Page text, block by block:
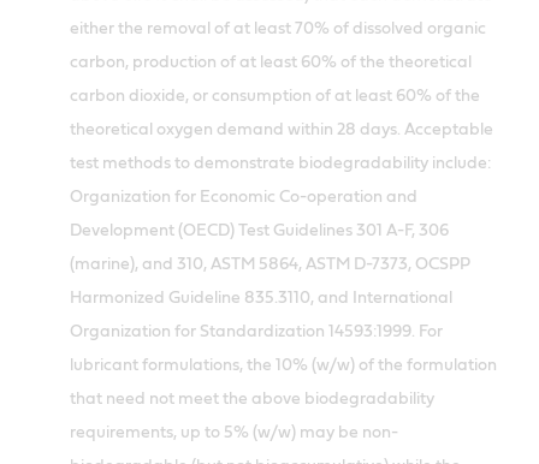
either the removal of at least 70% of dissolved organic
carbon, production of at least 60% of the theoretical
carbon dioxide, or consumption of at least 60% of the
theoretical oxygen demand within 28 days. Acceptable
test methods to demonstrate biodegradability include:
Organization for Economic Co-operation and
Development (OECD) Test Guidelines 301 A-F, 306
(marine), and 310, ASTM 5864, ASTM D-7373, OCSPP
Harmonized Guideline 835.3110, and International
Organization for Standardization 14593:1999. For
lubricant formulations, the 10% (w/w) of the formulation
that need not meet the above biodegradability
requirements, up to 5% (w/w) may be non-